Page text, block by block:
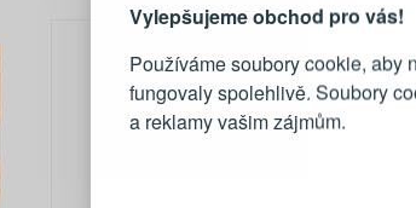
Vylepšujeme obchod pro vás!
Používáme soubory cookie, aby
fungovaly spolehlivě. Soubory
a reklamy vašim zájmům.